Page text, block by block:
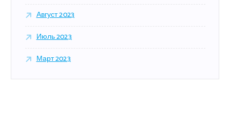
Август 2023
Июль 2023
Март 2023